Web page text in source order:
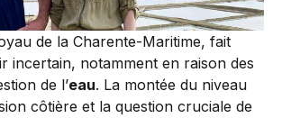
de la Charente-Maritime, fait
incertain, notamment en raison des
de l’eau. La montée du niveau
côtière et la question cruciale de